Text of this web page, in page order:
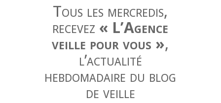
Tous les mercredis,
recevez « L’Agence
veille pour vous »,
l’actualité
hebdomadaire du blog
de veille